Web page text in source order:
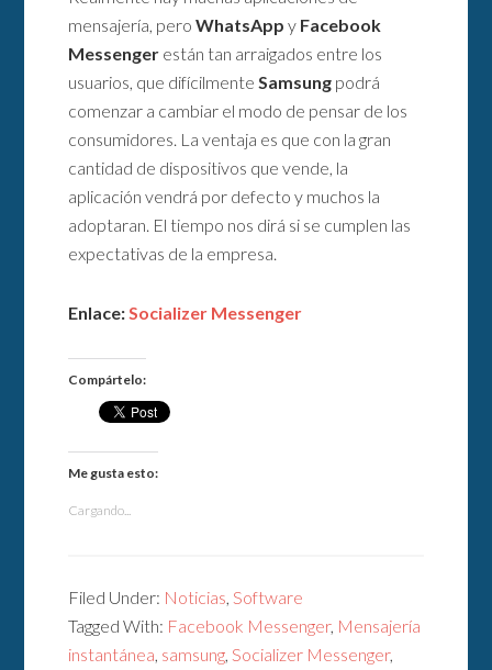
mensajería, peroWhatsApp y Facebook
Messenger están tan arraigados entre los
usuarios, que difícilmente Samsung podrá
comenzar a cambiar el modo de pensar de los
consumidores. La ventaja es que con la gran
cantidad de dispositivos que vende, la
aplicación vendrá por defecto y muchos la
adoptaran. El tiempo nos dirá si se cumplen las
expectativas de la empresa.
Enlace: Socializer Messenger
Compártelo:
Me gusta esto:
Cargando...
Filed Under: Noticias Software
Tagged With: Facebook Messenger, Mensajería
instantánea samsung Socializer Messenger,